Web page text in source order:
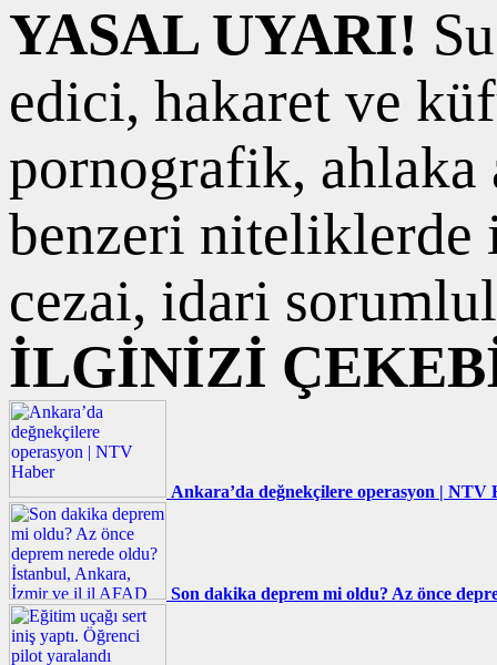
YASAL UYARI!
edici, hakaret ve
pornografik, ahlaka
benzeri niteliklerde
cezai, idari
İLGİNİZİ
Ankara’da değnekçilere operasyon | NTV
Son dakika deprem mi oldu? Az önce